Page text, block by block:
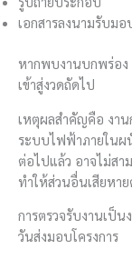
เอกสารลงนามรับมอ
หากพบงานบกพร่อง
เข้าสู่งวดถัดไป
เหตุผลสำคัญคือ งาน
ระบบไฟฟ้าภายในผ
ต่อไปแล้ว อาจไม่สา
ทำให้ส่วนอื่นเสียหา
การตรวจรับงานเป็น
วันส่งมอบโครงการ